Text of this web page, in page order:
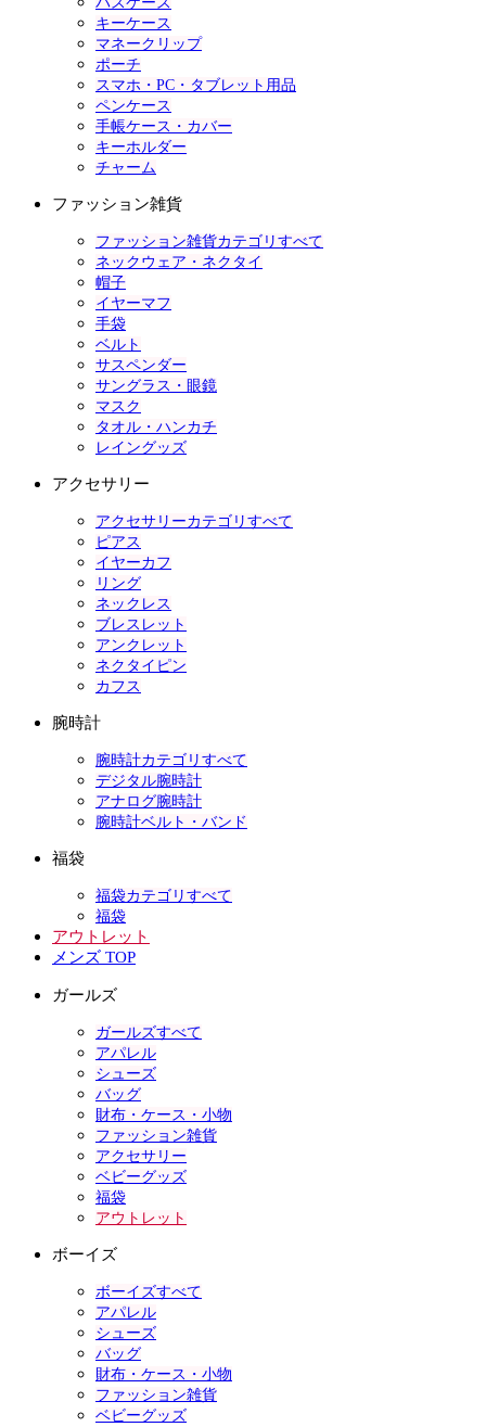
キーケース
マネークリップ
ポーチ
スマホ・PC・タブレット用品
ペンケース
手帳ケース・カバー
キーホルダー
チャーム
ファッション雑貨
ファッション雑貨カテゴリすべて
ネックウェア・ネクタイ
帽子
イヤーマフ
手袋
ベルト
サスペンダー
サングラス・眼鏡
マスク
タオル・ハンカチ
レイングッズ
アクセサリー
アクセサリーカテゴリすべて
ピアス
イヤーカフ
リング
ネックレス
ブレスレット
アンクレット
ネクタイピン
カフス
腕時計
腕時計カテゴリすべて
デジタル腕時計
アナログ腕時計
腕時計ベルト・バンド
福袋
福袋カテゴリすべて
福袋
アウトレット
メンズ TOP
ガールズ
ガールズすべて
アパレル
シューズ
バッグ
財布・ケース・小物
ファッション雑貨
アクセサリー
ベビーグッズ
福袋
アウトレット
ボーイズ
ボーイズすべて
アパレル
シューズ
バッグ
財布・ケース・小物
ファッション雑貨
ベビーグッズ